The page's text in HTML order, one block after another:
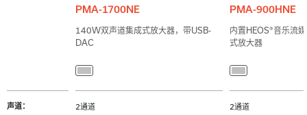
声道：
PMA-1700NE
140W双声道集成式放大器，带USB-
DAC
2通道
PMA-900HNE
内置HEOS®音乐流
式放大器
2通道